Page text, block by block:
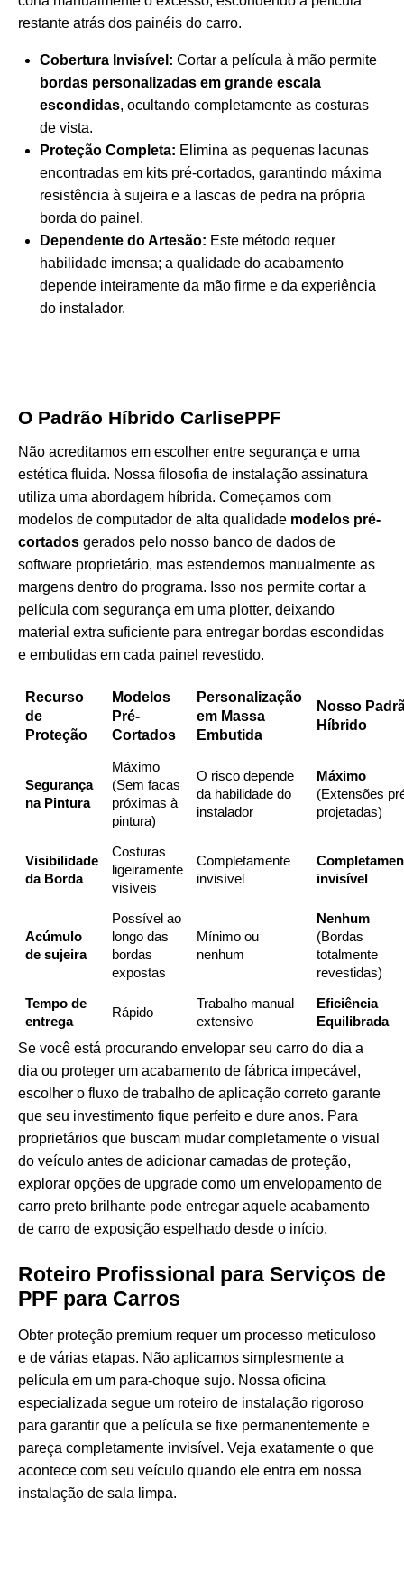
restante atrás dos painéis do carro.
Cobertura Invisível: Cortar a película à mão permite
bordas personalizadas em grande escala
escondidas, ocultando completamente as costuras
de vista.
Proteção Completa: Elimina as pequenas lacunas
encontradas em kits pré-cortados, garantindo máxima
resistência à sujeira e a lascas de pedra na própria
borda do painel.
Dependente do Artesão: Este método requer
habilidade imensa; a qualidade do acabamento
depende inteiramente da mão firme e da experiência
do instalador.
O Padrão Híbrido CarlisePPF
Não acreditamos em escolher entre segurança e uma
estética fluida. Nossa filosofia de instalação assinatura
utiliza uma abordagem híbrida. Começamos com
modelos de computador de alta qualidade modelos pré-
cortados gerados pelo nosso banco de dados de
software proprietário, mas estendemos manualmente as
margens dentro do programa. Isso nos permite cortar a
película com segurança em uma plotter, deixando
material extra suficiente para entregar bordas escondidas
e embutidas em cada painel revestido.
Recurso
de
Proteção
Modelos
Pré-
Cortados
Personalização
em Massa
Embutida
Nosso
Híbrido
Segurança
na Pintura
Máximo
(Sem facas
próximas à
pintura)
O risco depende
da habilidade do
instalador
Máximo
(Extensões
projetadas)
Visibilidade
da Borda
Costuras
ligeiramente
visíveis
Completamente
invisível
invisível
Acúmulo
de sujeira
Possível ao
longo das
bordas
expostas
Mínimo ou
nenhum
Nenhum
(Bordas
totalmente
revestidas)
Tempo de
entrega
Rápido
Trabalho manual
extensivo
Eficiência
Equilibrada
Se você está procurando envelopar seu carro do dia a
dia ou proteger um acabamento de fábrica impecável,
escolher o fluxo de trabalho de aplicação correto garante
que seu investimento fique perfeito e dure anos. Para
proprietários que buscam mudar completamente o visual
do veículo antes de adicionar camadas de proteção,
explorar opções de upgrade como um envelopamento de
carro preto brilhante pode entregar aquele acabamento
de carro de exposição espelhado desde o início.
Roteiro Profissional para Serviços de
PPF para Carros
Obter proteção premium requer um processo meticuloso
e de várias etapas. Não aplicamos simplesmente a
película em um para-choque sujo. Nossa oficina
especializada segue um roteiro de instalação rigoroso
para garantir que a película se fixe permanentemente e
pareça completamente invisível. Veja exatamente o que
acontece com seu veículo quando ele entra em nossa
instalação de sala limpa.